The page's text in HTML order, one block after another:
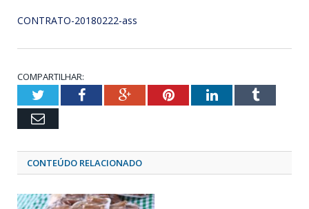
CONTRATO-20180222-ass
COMPARTILHAR:
TwitterFacebookGoogle+PinterestLinkedInTumblr
Email
CONTEÚDO RELACIONADO